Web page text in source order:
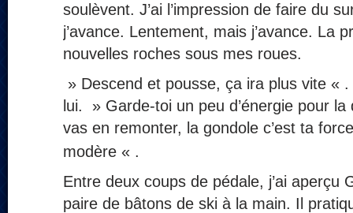
soulèvent. J’ai l’impression de faire du
j’avance. Lentement, mais j’avance. La
nouvelles roches sous mes roues.
» Descend et pousse, ça ira plus vite « .
lui. » Garde-toi un peu d’énergie pour la
vas en remonter, la gondole c’est ta
modère « .
Entre deux coups de pédale, j’ai aperçu
paire de bâtons de ski à la main. Il